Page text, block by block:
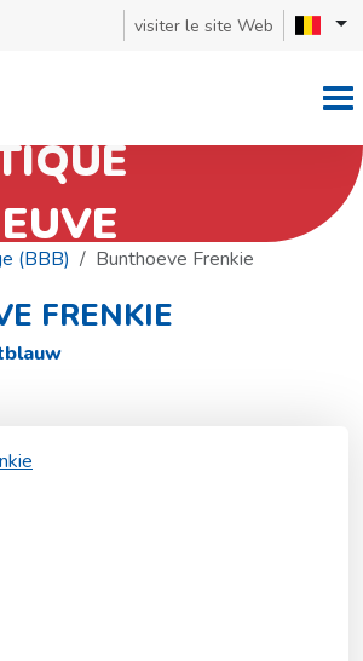
visiter le site Web
de taureaux
(BBB)
Bunthoeve Frenkie
FRENKIE